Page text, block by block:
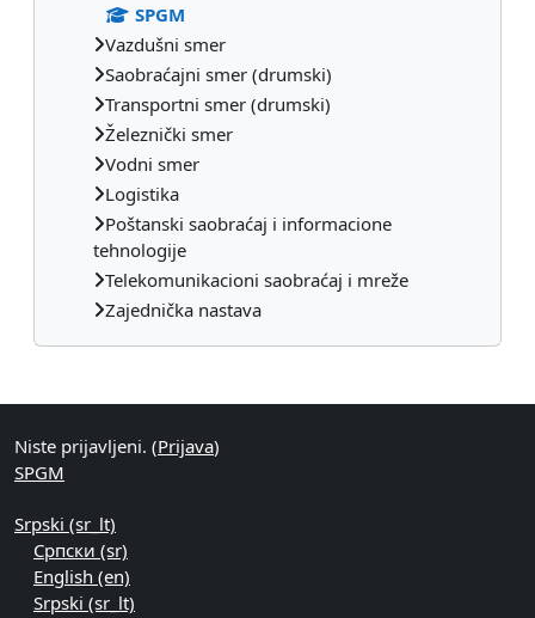
SPGM
Vazdušni smer
Saobraćajni smer (drumski)
Transportni smer (drumski)
Železnički smer
Vodni smer
Logistika
Poštanski saobraćaj i informacione
tehnologije
Telekomunikacioni saobraćaj i mreže
Zajednička nastava
Dodatni blokovi
Niste prijavljeni. (Prijava)
SPGM
Srpski ‎(sr_lt)‎
Српски ‎(sr)‎
English ‎(en)‎
Srpski ‎(sr_lt)‎